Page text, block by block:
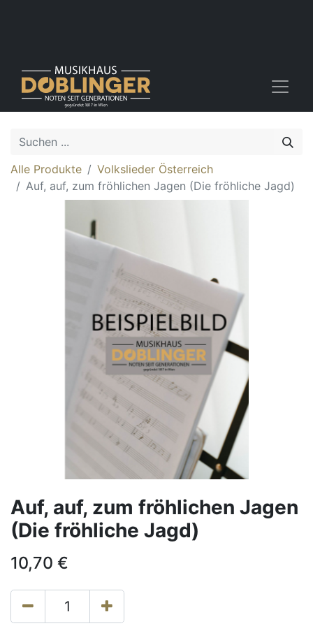
Alle Produkte
Volkslieder Österreich
Auf, auf, zum fröhlichen Jagen (Die fröhliche Jagd)
Auf, auf, zum fröhlichen Jagen
(Die fröhliche Jagd)
10,70 €